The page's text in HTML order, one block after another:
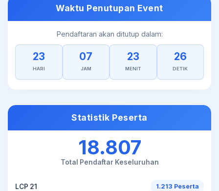
Waktu Penutupan Event
Pendaftaran akan ditutup dalam:
23
HARI
07
JAM
23
MENIT
26
DETIK
Statistik Peserta
18.807
Total Pendaftar Keseluruhan
LCP 21 1.213 Peserta